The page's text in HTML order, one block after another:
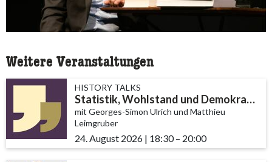
Weitere Veranstaltungen
HISTORY TALKS
Statistik, Wohlstand und Demokratie
mit Georges-Simon Ulrich und Matthieu
Leimgruber
24. August 2026 | 18:30accessibility.time_to
– 20:00